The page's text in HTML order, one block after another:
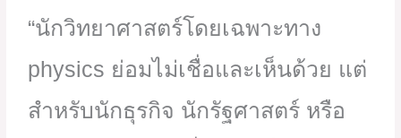
“นักวิทยาศาสตร์โดยเฉพาะทาง
physics ย่อมไม่เชื่อและเห็นด้วย แต่
สำหรับนักธุรกิจ นักรัฐศาสตร์ หรือ